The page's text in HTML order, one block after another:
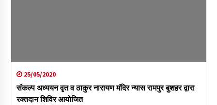
25/05/2020
संकल्प अध्ययन वृत व ठाकुर नारायण मंदिर न्यास रामपुर बुशहर द्वारा
रक्तदान शिविर आयोजित